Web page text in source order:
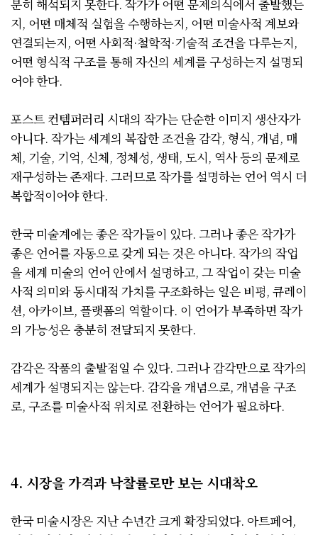
분히 해석되지 못한다. 작가가 어떤 문제의식에서 출발했는
지, 어떤 매체적 실험을 수행하는지, 어떤 미술사적 계보와
연결되는지, 어떤 사회적·철학적·기술적 조건을 다루는지,
어떤 형식적 구조를 통해 자신의 세계를 구성하는지 설명되
어야 한다.
포스트 컨템퍼러리 시대의 작가는 단순한 이미지 생산자가
아니다. 작가는 세계의 복잡한 조건을 감각, 형식, 개념, 매
체, 기술, 기억, 신체, 정체성, 생태, 도시, 역사 등의 문제로
재구성하는 존재다. 그러므로 작가를 설명하는 언어 역시 더
복합적이어야 한다.
한국 미술계에는 좋은 작가들이 있다. 그러나 좋은 작가가
좋은 언어를 자동으로 갖게 되는 것은 아니다. 작가의 작업
을 세계 미술의 언어 안에서 설명하고, 그 작업이 갖는 미술
사적 의미와 동시대적 가치를 구조화하는 일은 비평, 큐레이
션, 아카이브, 플랫폼의 역할이다. 이 언어가 부족하면 작가
의 가능성은 충분히 전달되지 못한다.
감각은 작품의 출발점일 수 있다. 그러나 감각만으로 작가의
세계가 설명되지는 않는다. 감각을 개념으로, 개념을 구조
로, 구조를 미술사적 위치로 전환하는 언어가 필요하다.
4. 시장을 가격과 낙찰률로만 보는 시대착오
한국 미술시장은 지난 수년간 크게 확장되었다. 아트페어,